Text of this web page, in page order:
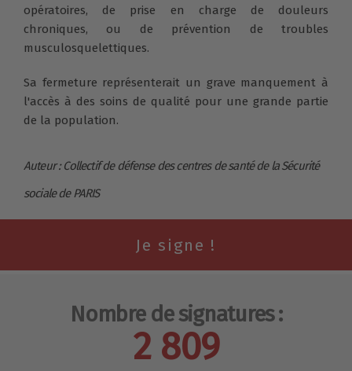
opératoires, de prise en charge de douleurs
chroniques, ou de prévention de troubles
musculosquelettiques.
Sa fermeture représenterait un grave manquement à
l'accès à des soins de qualité pour une grande partie
de la population.
Auteur : Collectif de défense des centres de santé de la Sécurité
sociale de PARIS
Nombre de signatures :
2 809